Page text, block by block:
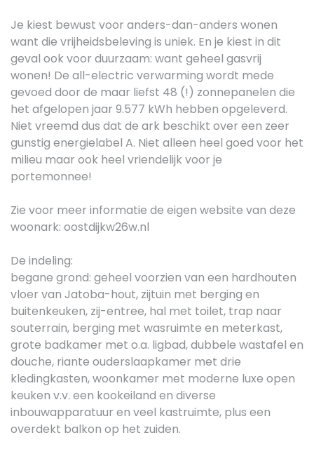
Je kiest bewust voor anders-dan-anders wonen
want die vrijheidsbeleving is uniek. En je kiest in dit
geval ook voor duurzaam: want geheel gasvrij
wonen! De all-electric verwarming wordt mede
gevoed door de maar liefst 48 (!) zonnepanelen die
het afgelopen jaar 9.577 kWh hebben opgeleverd.
Niet vreemd dus dat de ark beschikt over een zeer
gunstig energielabel A. Niet alleen heel goed voor het
milieu maar ook heel vriendelijk voor je
portemonnee!
Zie voor meer informatie de eigen website van deze
woonark: oostdijkw26w.nl
De indeling:
begane grond: geheel voorzien van een hardhouten
vloer van Jatoba-hout, zijtuin met berging en
buitenkeuken, zij-entree, hal met toilet, trap naar
souterrain, berging met wasruimte en meterkast,
grote badkamer met o.a. ligbad, dubbele wastafel en
douche, riante ouderslaapkamer met drie
kledingkasten, woonkamer met moderne luxe open
keuken v.v. een kookeiland en diverse
inbouwapparatuur en veel kastruimte, plus een
overdekt balkon op het zuiden.